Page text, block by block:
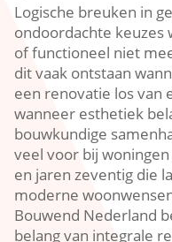
Logische breuken in
ondoordachte keuzes
of functioneel niet
dit vaak ontstaan
een renovatie los van
wanneer esthetiek
bouwkundige
veel voor bij
en jaren zeventig die
moderne
Bouwend Nederland
belang van integrale